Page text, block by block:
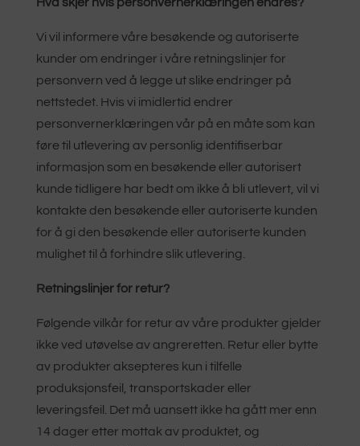
Vi vil informere våre besøkende og autoriserte
kunder om endringer i våre retningslinjer for
personvern ved å legge ut slike endringer på
nettstedet. Hvis vi imidlertid endrer
personvernerklæringen vår på en måte som kan
føre til utlevering av personlig identifiserbar
informasjon som en besøkende eller autorisert
kunde tidligere har bedt om ikke å bli utlevert, vil vi
kontakte den besøkende eller autoriserte kunden
for å gi den besøkende eller autoriserte kunden
mulighet til å forhindre slik utlevering.
Retningslinjer for retur?
Følgende vilkår for retur av våre produkter gjelder
ikke ved utøvelse av angreretten. Retur eller bytte
av produkter aksepteres kun i tilfelle
produksjonsfeil, transportskader eller
leveringsfeil. Det må uansett ikke ha gått mer enn
14 dager etter mottak av produktet, og